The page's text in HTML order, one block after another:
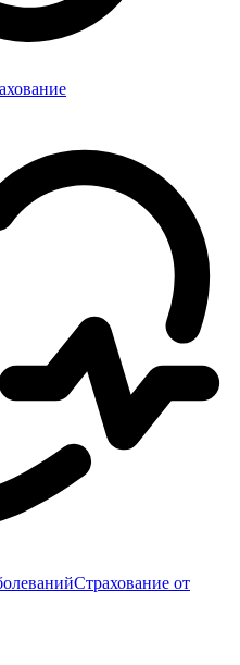
Страхование от